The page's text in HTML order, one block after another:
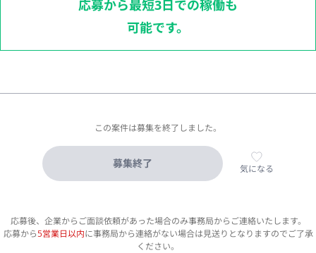
応募から最短3日での稼働も
可能です。
この案件は募集を終了しました。
募集終了 気になる
応募後、企業からご面談依頼があった場合のみ事務局からご連絡いたします。
応募から5営業日以内に事務局から連絡がない場合は見送りとなりますのでご了承
ください。